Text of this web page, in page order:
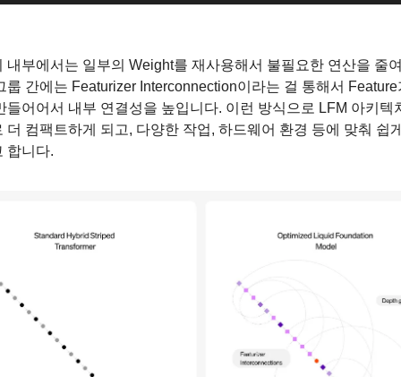
내부에서는 일부의 Weight를 재사용해서 불필요한 연산을 줄
룹 간에는 Featurizer Interconnection이라는 걸 통해서 Feature
들어어서 내부 연결성을 높입니다. 이런 방식으로 LFM 아키텍
더 컴팩트하게 되고, 다양한 작업, 하드웨어 환경 등에 맞춰 쉽
합니다.